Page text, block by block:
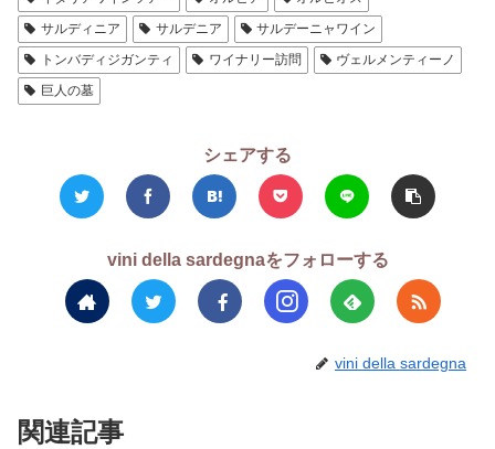
サルディニア
サルデニア
サルデーニャワイン
トンバディジガンティ
ワイナリー訪問
ヴェルメンティーノ
巨人の墓
シェアする
vini della sardegnaをフォローする
vini della sardegna
関連記事